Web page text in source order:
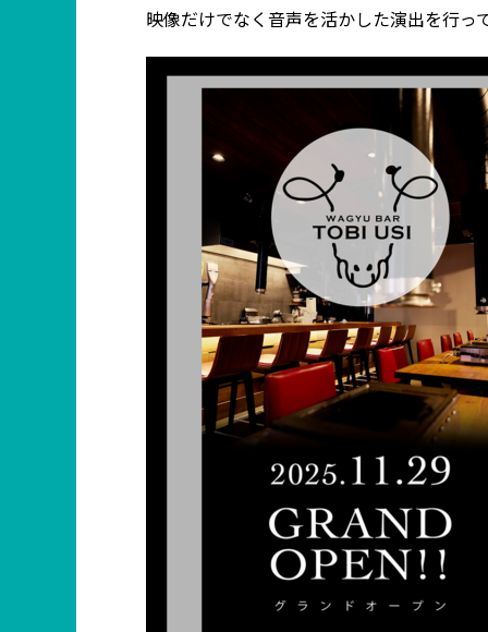
映像だけでなく音声を活かした演出を行っ